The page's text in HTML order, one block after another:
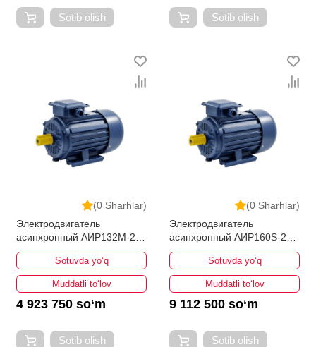
Sotib olish Sotib olish
(0 Sharhlar)
Электродвигатель
асинхронный АИР132М-2
11кВт 3000об/мин
Sotuvda yo‘q
Muddatli to‘lov
4 923 750 so‘m
Sotib olish
(0 Sharhlar)
Электродвигатель
асинхронный АИР160S-2
15кВт 3000об/мин
Sotuvda yo‘q
Muddatli to‘lov
9 112 500 so‘m
Sotib olish